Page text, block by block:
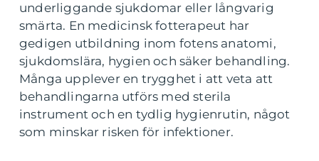
underliggande sjukdomar eller långvarig
smärta. En medicinsk fotterapeut har
gedigen utbildning inom fotens anatomi,
sjukdomslära, hygien och säker behandling.
Många upplever en trygghet i att veta att
behandlingarna utförs med sterila
instrument och en tydlig hygienrutin, något
som minskar risken för infektioner.